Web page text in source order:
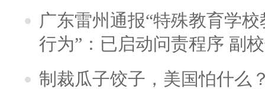
广东雷州通报“特殊教育学
行为”：已启动问责程序 副
制裁瓜子饺子，美国怕什么